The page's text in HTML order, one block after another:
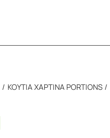
ΚΟΥΤΙΑ ΧΑΡΤΙΝΑ PORTIONS